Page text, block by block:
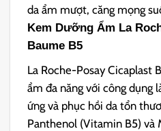
da ẩm mượt, căng mọng
Kem Dưỡng Ẩm La
Baume B5
La Roche-Posay Cicaplast
ẩm đa năng với công dụng
ứng và phục hồi da tổn
Panthenol (Vitamin B5) và